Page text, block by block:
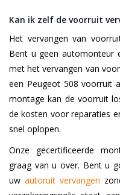
Kan ik zelf de voorruit
Het vervangen van
Bent u geen automonteur
met het vervangen van
een Peugeot 508 voorruit
montage kan de voorruit
de kosten voor reparaties
snel oplopen.
Onze gecertificeerde
graag van u over. Bent u
uw autoruit vervangen